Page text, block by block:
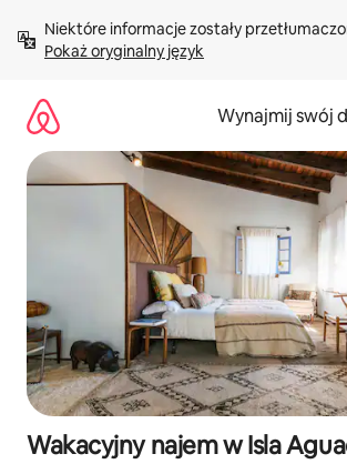
treści Pokaż oryginalny język
Wynajmij swój
Wakacyjny najem w Isla